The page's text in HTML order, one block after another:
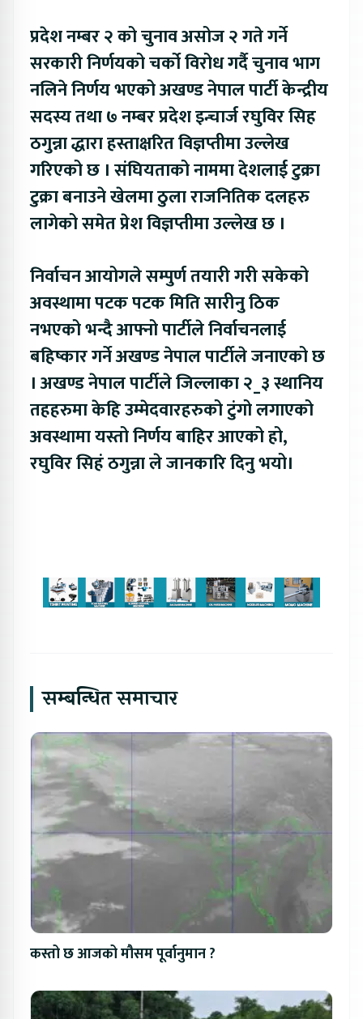
प्रदेश नम्बर २ को चुनाव असोज २ गते गर्ने
सरकारी निर्णयको चर्को विरोध गर्दै चुनाव भाग
नलिने निर्णय भएको अखण्ड नेपाल पार्टी केन्द्रीय
सदस्य तथा ७ नम्बर प्रदेश इन्चार्ज रघुविर सिह
ठगुन्ना द्धारा हस्ताक्षरित विज्ञप्तीमा उल्लेख
गरिएको छ । संघियताको नाममा देशलाई टुक्रा
टुक्रा बनाउने खेलमा ठुला राजनितिक दलहरु
लागेको समेत प्रेश विज्ञप्तीमा उल्लेख छ ।
निर्वाचन आयोगले सम्पुर्ण तयारी गरी सकेको
अवस्थामा पटक पटक मिति सारीनु ठिक
नभएको भन्दै आफ्नो पार्टीले निर्वाचनलाई
बहिष्कार गर्ने अखण्ड नेपाल पार्टीले जनाएको छ
। अखण्ड नेपाल पार्टीले जिल्लाका २_३ स्थानिय
तहहरुमा केहि उम्मेदवारहरुको टुंगो लगाएको
अवस्थामा यस्तो निर्णय बाहिर आएको हो,
रघुविर सिहं ठगुन्ना ले जानकारि दिनु भयो।
सम्बन्धित समाचार
कस्तो छ आजको मौसम पूर्वानुमान ?